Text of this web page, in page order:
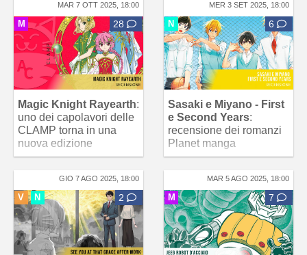
MAR 7 OTT 2025, 18:00
M 28
Magic Knight Rayearth:
uno dei capolavori delle
CLAMP torna in una
nuova edizione
MER 3 SET 2025, 18:00
N 6
Sasaki e Miyano - First
e Second Years:
recensione dei romanzi
Planet manga
GIO 7 AGO 2025, 18:00
V N 2
MAR 5 AGO 2025, 18:00
M 7